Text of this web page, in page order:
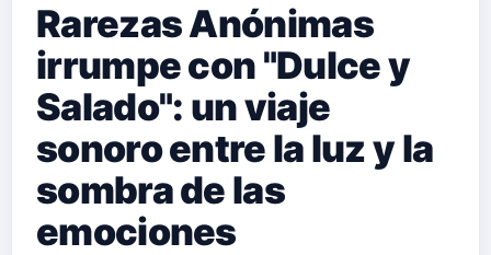
Rarezas Anónimas
irrumpe con "Dulce y
Salado": un viaje
sonoro entre la luz y la
sombra de las
emociones